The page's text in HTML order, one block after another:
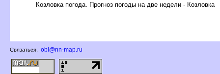
Козловка погода. Прогноз погоды на две недели - Козловка
Связаться: obl@nn-map.ru